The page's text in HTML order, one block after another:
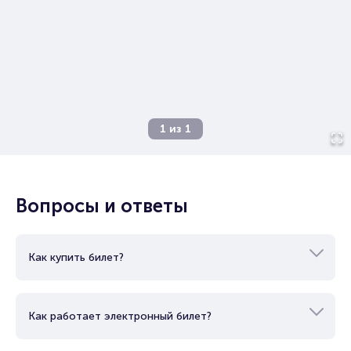
1 из 1
Вопросы и ответы
Как купить билет?
Как работает электронный билет?